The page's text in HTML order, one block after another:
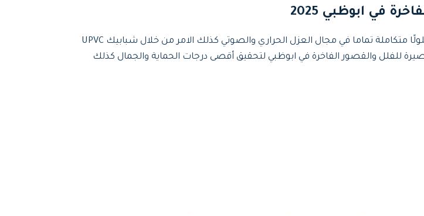
في ابوظبي 2025
تُقدم أفضل شركة تركيب شيش حصيرة للفلل والقصور الفاخرة في ابوظبي حلولًا متكاملة تماما في مجال العزل الحراري والصوتي كذلك الامر من خلال شبابيك UPVC
والقصور الفاخرة في ابوظبي لتحقيق أقصى درجات الحماية والجمال كذلك